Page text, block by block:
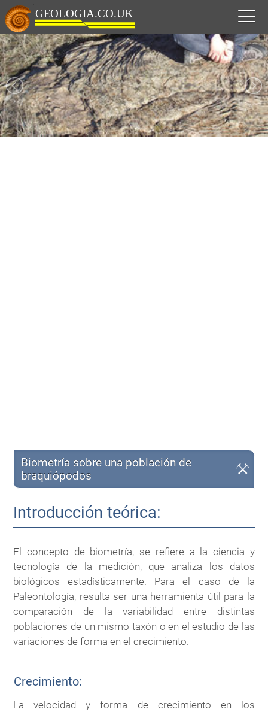
Biometría sobre una población de
braquiópodos
Introducción teórica:
El concepto de biometría, se refiere a la ciencia y
tecnología de la medición, que analiza los datos
biológicos estadísticamente. Para el caso de la
Paleontología, resulta ser una herramienta útil para la
comparación de la variabilidad entre distintas
poblaciones de un mismo taxón o en el estudio de las
variaciones de forma en el crecimiento.
Crecimiento:
La velocidad y forma de crecimiento en los